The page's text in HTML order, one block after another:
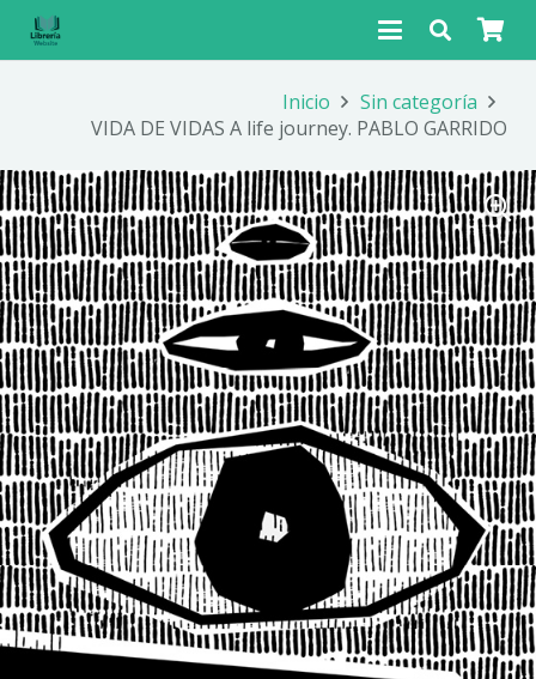
Inicio
Sin categoría
VIDA DE VIDAS A life journey. PABLO GARRIDO